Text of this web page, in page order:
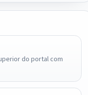
do portal com